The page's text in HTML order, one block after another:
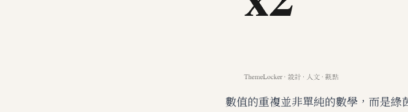
數值的重複並非單純的數學，而是綠